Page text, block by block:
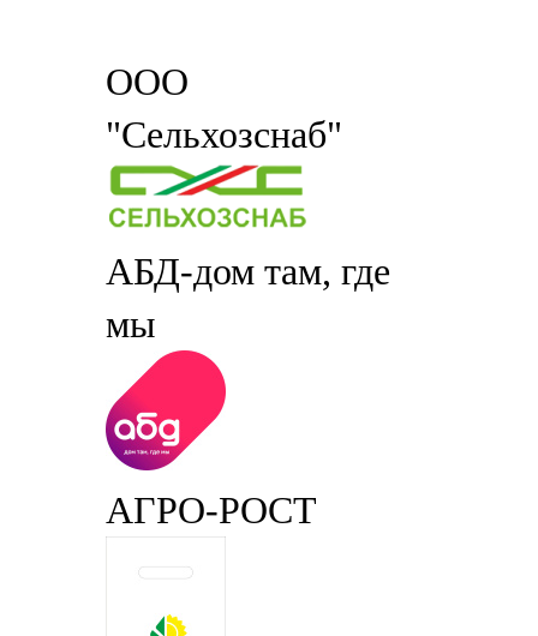
ООО
"Сельхозснаб"
АБД-дом там, где
мы
АГРО-РОСТ